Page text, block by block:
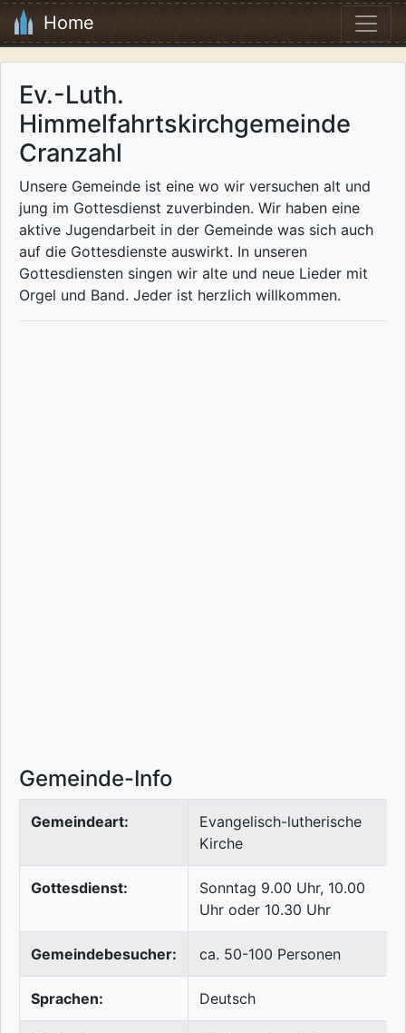
Home
Ev.-Luth.
Himmelfahrtskirchgemeinde
Cranzahl
Unsere Gemeinde ist eine wo wir versuchen alt und
jung im Gottesdienst zuverbinden. Wir haben eine
aktive Jugendarbeit in der Gemeinde was sich auch
auf die Gottesdienste auswirkt. In unseren
Gottesdiensten singen wir alte und neue Lieder mit
Orgel und Band. Jeder ist herzlich willkommen.
Gemeinde-Info
Gemeindeart:
Evangelisch-lutherische
Kirche
Gottesdienst:
Sonntag 9.00 Uhr, 10.00
Uhr oder 10.30 Uhr
Gemeindebesucher: ca. 50-100 Personen
Sprachen: Deutsch